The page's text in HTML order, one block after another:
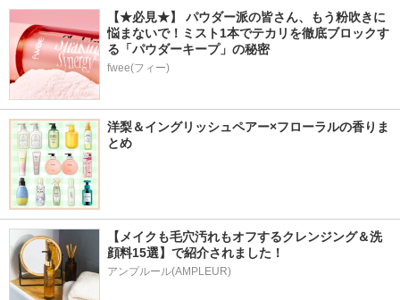
【★必見★】 パウダー派の皆さん、もう粉吹きに
悩まないで！ミスト1本でテカリを徹底ブロックす
る「パウダーキープ」の秘密
fwee(フィー)
洋梨＆イングリッシュペアー×フローラルの香りま
とめ
【メイクも毛穴汚れもオフするクレンジング＆洗
顔料15選】で紹介されました！
アンプルール(AMPLEUR)